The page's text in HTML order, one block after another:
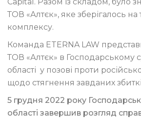
ТОВ «Алтєк», яке зберігалось на
комплексу.
Команда ETERNA LAW
ТОВ «Алтєк» в Господарському
області у позові проти
щодо стягнення завданих
5 грудня 2022 року
області завершив розгляд